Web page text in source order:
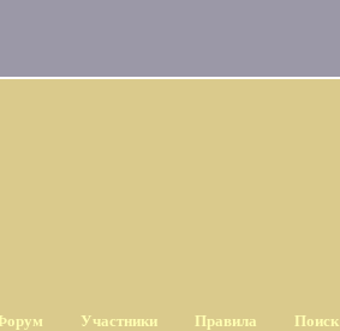
Участники Правила Поиск